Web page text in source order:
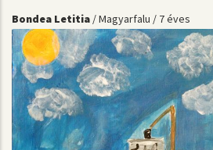
Bondea Letitia / Magyarfalu / 7 éves